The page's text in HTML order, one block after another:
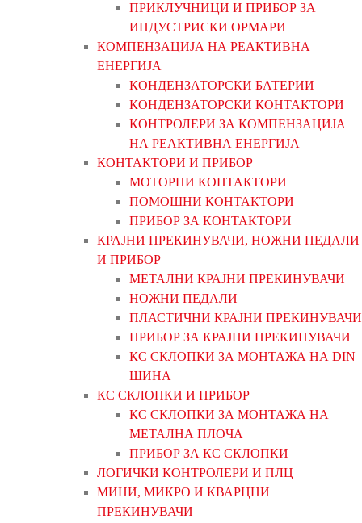
ПРИКЛУЧНИЦИ И ПРИБОР ЗА
ИНДУСТРИСКИ ОРМАРИ
КОМПЕНЗАЦИЈА НА РЕАКТИВНА
ЕНЕРГИЈА
КОНДЕНЗАТОРСКИ БАТЕРИИ
КОНДЕНЗАТОРСКИ КОНТАКТОРИ
КОНТРОЛЕРИ ЗА КОМПЕНЗАЦИЈА
НА РЕАКТИВНА ЕНЕРГИЈА
КОНТАКТОРИ И ПРИБОР
МОТОРНИ КОНТАКТОРИ
ПОМОШНИ КОНТАКТОРИ
ПРИБОР ЗА КОНТАКТОРИ
КРАЈНИ ПРЕКИНУВАЧИ, НОЖНИ ПЕДАЛИ
И ПРИБОР
МЕТАЛНИ КРАЈНИ ПРЕКИНУВАЧИ
НОЖНИ ПЕДАЛИ
ПЛАСТИЧНИ КРАЈНИ ПРЕКИНУВАЧИ
ПРИБОР ЗА КРАЈНИ ПРЕКИНУВАЧИ
КС СКЛОПКИ ЗА МОНТАЖА НА DIN
ШИНА
КС СКЛОПКИ И ПРИБОР
КС СКЛОПКИ ЗА МОНТАЖА НА
МЕТАЛНА ПЛОЧА
ПРИБОР ЗА КС СКЛОПКИ
ЛОГИЧКИ КОНТРОЛЕРИ И ПЛЦ
МИНИ, МИКРО И КВАРЦНИ
ПРЕКИНУВАЧИ